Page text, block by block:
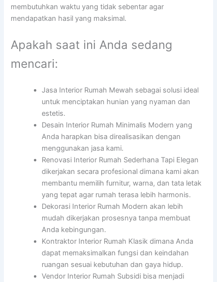
membutuhkan waktu yang tidak sebentar agar
mendapatkan hasil yang maksimal.
Apakah saat ini Anda sedang
mencari:
Jasa Interior Rumah Mewah sebagai solusi ideal
untuk menciptakan hunian yang nyaman dan
estetis.
Desain Interior Rumah Minimalis Modern yang
Anda harapkan bisa direalisasikan dengan
menggunakan jasa kami.
Renovasi Interior Rumah Sederhana Tapi Elegan
dikerjakan secara profesional dimana kami akan
membantu memilih furnitur, warna, dan tata letak
yang tepat agar rumah terasa lebih harmonis.
Dekorasi Interior Rumah Modern akan lebih
mudah dikerjakan prosesnya tanpa membuat
Anda kebingungan.
Kontraktor Interior Rumah Klasik dimana Anda
dapat memaksimalkan fungsi dan keindahan
ruangan sesuai kebutuhan dan gaya hidup.
Vendor Interior Rumah Subsidi bisa menjadi